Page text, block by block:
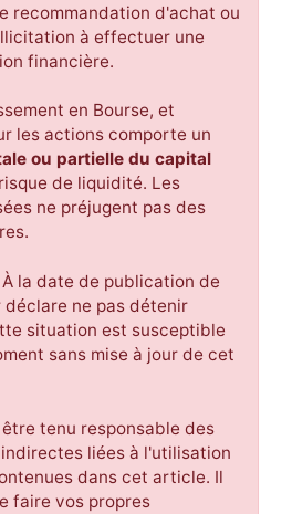
recommandation d'achat ou
à effectuer une
financière.
en Bourse, et
les actions comporte un
ou partielle du capital
de liquidité. Les
ne préjugent pas des
À la date de publication de
ne pas détenir
situation est susceptible
sans mise à jour de cet
tenu responsable des
liées à l'utilisation
dans cet article. Il
faire vos propres